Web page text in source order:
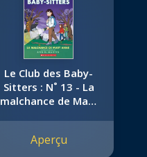
Le Club des Baby-
Sitters : N˚ 13 - La
malchance de Mary
Aperçu